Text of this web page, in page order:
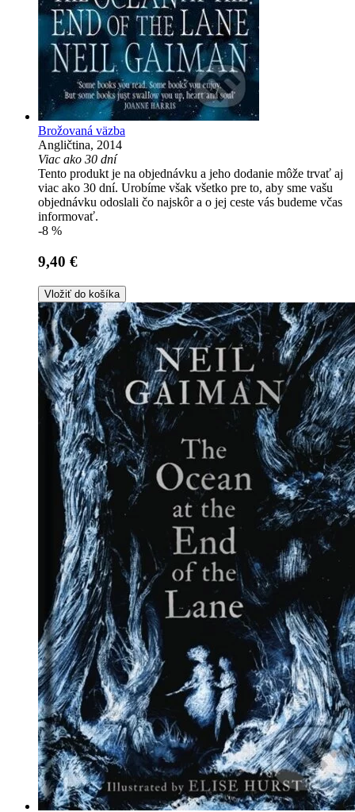
Brožovaná väzba
Angličtina, 2014
Viac ako 30 dní
Tento produkt je na objednávku a jeho dodanie môže trvať aj
viac ako 30 dní. Urobíme však všetko pre to, aby sme vašu
objednávku odoslali čo najskôr a o jej ceste vás budeme včas
informovať.
-8 %
9,40 €
Vložiť do košíka